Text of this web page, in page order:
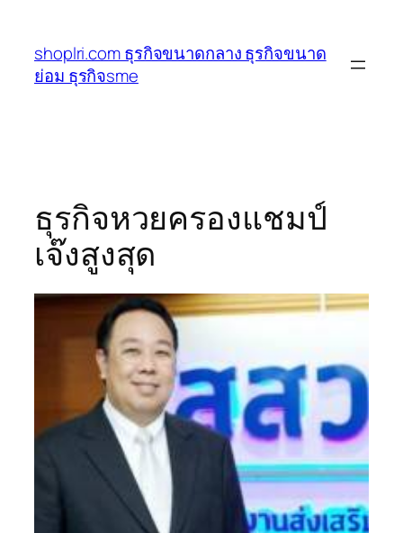
เนื้อหา
shoplri.com ธุรกิจขนาดกลาง ธุรกิจขนาด
ย่อม ธุรกิจsme
ธุรกิจหวยครองแชมป์
เจ๊งสูงสุด